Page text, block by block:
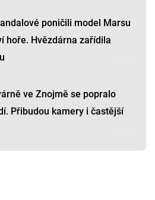
poničili model Marsu
hoře. Hvězdárna zařídila
ve Znojmě se popralo
Přibudou kamery i častější